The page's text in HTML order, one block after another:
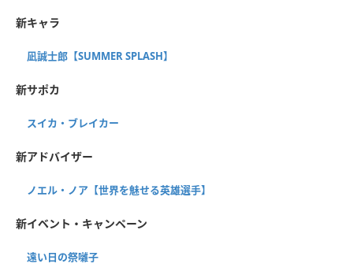
新キャラ
凪誠士郎【SUMMER SPLASH】
新サポカ
スイカ・ブレイカー
新アドバイザー
ノエル・ノア【世界を魅せる英雄選手】
新イベント・キャンペーン
遠い日の祭囃子